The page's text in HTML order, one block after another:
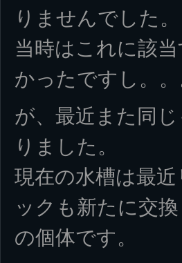
りませんでした。
当時はこれに該
かったですし。。
が、最近また同
りました。
現在の水槽は最
ックも新たに交
の個体です。